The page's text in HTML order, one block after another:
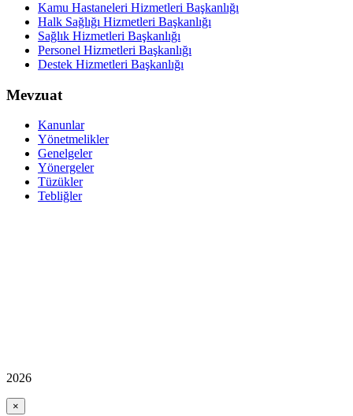
Kamu Hastaneleri Hizmetleri Başkanlığı
Halk Sağlığı Hizmetleri Başkanlığı
Sağlık Hizmetleri Başkanlığı
Personel Hizmetleri Başkanlığı
Destek Hizmetleri Başkanlığı
Mevzuat
Kanunlar
Yönetmelikler
Genelgeler
Yönergeler
Tüzükler
Tebliğler
2026
×